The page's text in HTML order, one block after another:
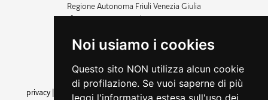
Noi usiamo i cookies
Questo sito NON utilizza alcun cookie
di profilazione. Se vuoi saperne di più
leggi l'informativa estesa sull'uso dei
Regione Autonoma Friuli Venezia Giulia
c.f. 80014930327; p.iva 00526040324
+39 040 3771111
amministrazione trasparente
privacy
cookie |note legali accessibilità
dichiarazione di